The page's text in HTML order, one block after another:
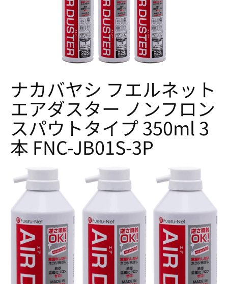
ナカバヤシ フエルネット
エアダスター ノンフロン
スパウトタイプ 350ml 3
本 FNC-JB01S-3P